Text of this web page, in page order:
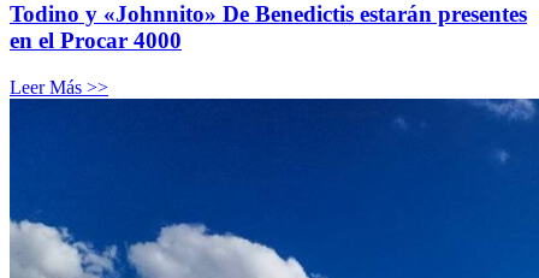
Todino y «Johnnito» De Benedictis estarán presentes
en el Procar 4000
Leer Más >>